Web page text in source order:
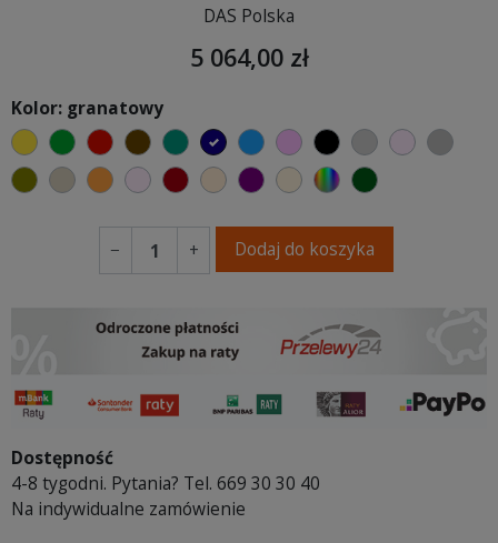
DAS Polska
5 064,00 zł
Kolor: granatowy
żółtyzielonyczerwonyczekoladowy
turkusowygranatowyniebieski
różowyczarnyjasnoszary
jasny róż
szary
oliwkowy
beżowypomarańczowy
pastelowy róż
bordowyciepły kremowy
fioletowa purpura
ecru beżowy
wybór koloru
ciemno zielony
− + Dodaj do koszyka
Dostępność
4-8 tygodni. Pytania? Tel. 669 30 30 40
Na indywidualne zamówienie